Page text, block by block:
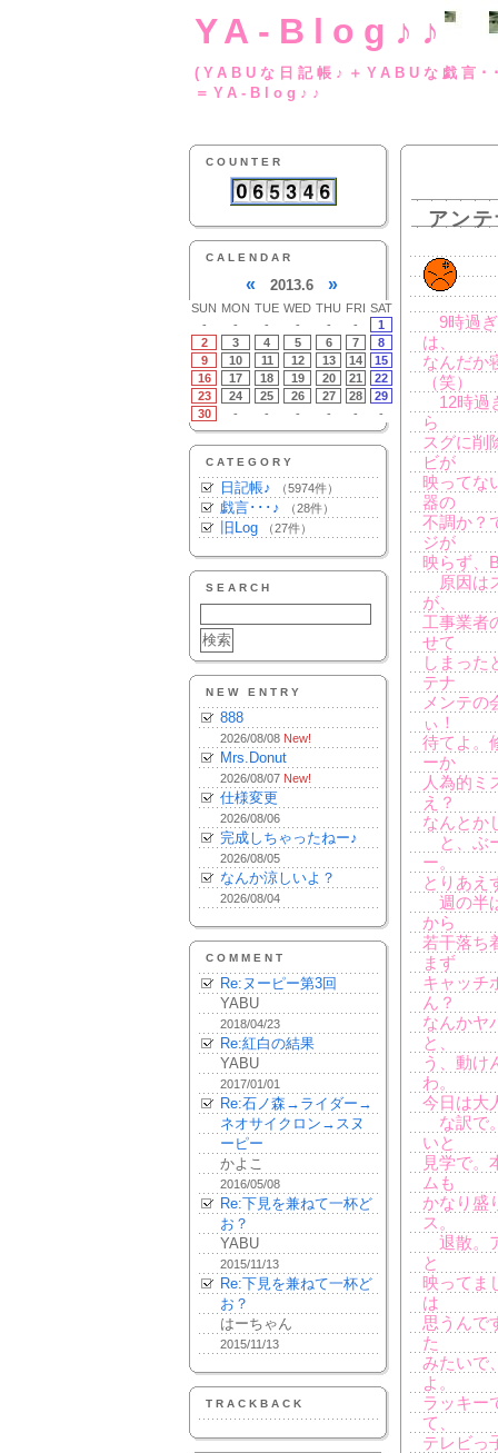
YA-Blog♪♪
(YABUな日記帳♪
＝YA-Blog♪♪
COUNTER
CALENDAR
« 2013.6 »
SUN MON TUE WED THU FRI SAT
-
- - - - -
1
2
3 4 5 6 7
8
9
10 11 12 13 14
15
16
17 18 19 20 21
22
23
24 25 26 27 28
29
30
- - - - - -
CATEGORY
日記帳♪ （5974件）
戯言･･･♪ （28件）
旧Log （27件）
SEARCH
NEW ENTRY
888
2026/08/08 New!
Mrs.Donut
2026/08/07 New!
仕様変更
2026/08/06
完成しちゃったねー♪
2026/08/05
なんか涼しいよ？
2026/08/04
COMMENT
Re:ヌーピー第3回
YABU
2018/04/23
Re:紅白の結果
YABU
2017/01/01
Re:石ノ森→ライダー→
ネオサイクロン→スヌ
ーピー
かよこ
2016/05/08
Re:下見を兼ねて一杯ど
お？
YABU
2015/11/13
Re:下見を兼ねて一杯ど
お？
はーちゃん
2015/11/13
TRACKBACK
アン
9時過ぎ
は、
なんだか
（笑）
12時過
ら
スグに削
ビが
映ってな
器の
不調か？
ジが
映らず、
原因は
が、
工事業者
せて
しまった
テナ
メンテの
ぃ！
待てよ。
ーか
人為的ミ
え？
なんとか
と、ぶ
ー。
とりあえ
週の半
から
若干落ち
まず
キャッチ
ん？
なんかヤ
と、
う、動け
わ。
今日は大
な訳で
いと
見学で。
ムも
かなり盛
ス。
退散。
と
映ってま
は
思うんで
た
みたいで
よ。
ラッキー
て、
テレビっ